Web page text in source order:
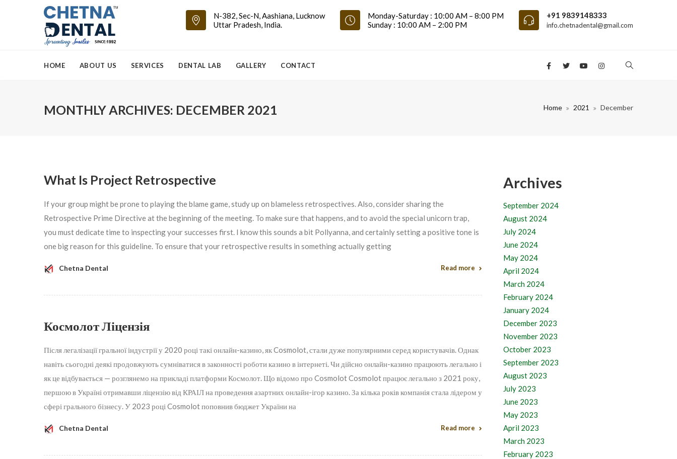
N-382, Sec-N, Aashiana, Lucknow
Uttar Pradesh, India.
Monday-Saturday : 10:00 AM – 8:00 PM
Sunday : 10:00 AM – 2:00 PM
+91 9839148333
info.chetnadental@gmail.com
HOME ABOUT US SERVICES DENTAL LAB GALLERY CONTACT
MONTHLY ARCHIVES: DECEMBER 2021 Home 2021 December
What Is Project Retrospective
If your group might be prone to playing the blame game, study up on blameless retrospectives. Also, consider sharing the
Retrospective Prime Directive at the beginning of the meeting. To make sure that happens, and to avoid the special unicorn trap,
you must dedicate time to inspecting your successes first. I know this sounds a bit Pollyanna, and certainly setting a positive tone is
one big reason for this guideline. To ensure that your retrospective results in something actually getting
Chetna Dental Read more
Космолот Ліцензія
Після легалізації гральної індустрії у 2020 році такі онлайн-казино, як Cosmolot, стали дуже популярними серед користувачів. Однак
навіть сьогодні деякі продовжують сумніватися в законності роботи казино в інтернеті. Чи дійсно онлайн-казино працюють легально і
як це відбувається — розглянемо на прикладі платформи Космолот. Що відомо про Cosmolot Cosmolot працює легально з 2021 року,
першою в Україні отримавши ліцензію від КРАІЛ на проведення азартних онлайн-ігор казино. За кілька років компанія стала лідером у
сфері грального бізнесу. У 2023 році Cosmolot поповнив бюджет України на
Chetna Dental Read more
Archives
September 2024
August 2024
July 2024
June 2024
May 2024
April 2024
March 2024
February 2024
January 2024
December 2023
November 2023
October 2023
September 2023
August 2023
July 2023
June 2023
May 2023
April 2023
March 2023
February 2023